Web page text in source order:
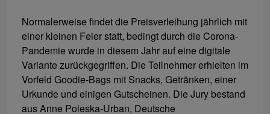
Normalerweise findet die Preisverleihung jährlich mit
einer kleinen Feier statt, bedingt durch die Corona-
Pandemie wurde in diesem Jahr auf eine digitale
Variante zurückgegriffen. Die Teilnehmer erhielten im
Vorfeld Goodie-Bags mit Snacks, Getränken, einer
Urkunde und einigen Gutscheinen. Die Jury bestand
aus Anne Poleska-Urban, Deutsche